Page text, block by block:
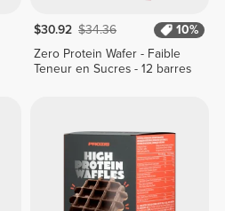
$30.92 $34.36
10%
Zero Protein Wafer - Faible
Teneur en Sucres - 12 barres